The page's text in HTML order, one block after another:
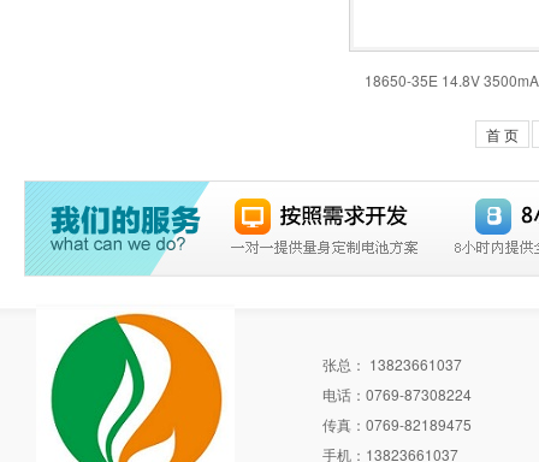
18650-35E 14.8V
首 页
张总： 13823661037
电话：0769-87308224
传真：0769-82189475
手机：13823661037